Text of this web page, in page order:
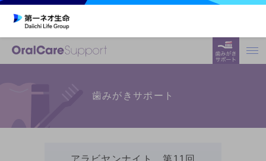
歯みがきサポート
アラビヤンナイト 第11回